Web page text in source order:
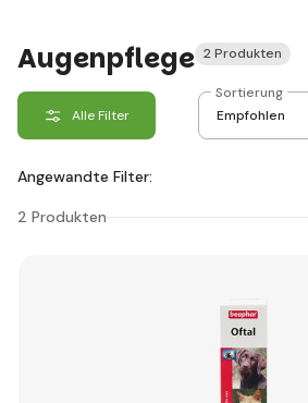
Augenpflege 2 Produkten
Alle Filter
Sortierung
Angewandte Filter:
2 Produkten